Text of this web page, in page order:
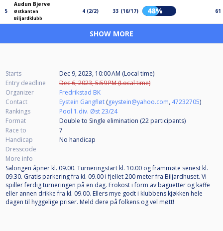
5
Audun Bjerve
Østkanten
Biljardklubb
4 (2/2) 33 (16/17) 48% 61
SHOW MORE
Starts
Dec 9, 2023, 10:00 AM (Local time)
Entry deadline
Dec 6, 2023, 5:59 PM (Local time)
Organizer
Fredrikstad BK
Contact
Eystein Gangfløt (geystein@yahoo.com, 47232705)
Rankings
Pool 1.div. Øst 23/24
Format
Double to Single elimination (22 participants)
Race to
7
Handicap
No handicap
Dresscode
More info
Salongen åpner kl. 09.00. Turneringstart kl. 10.00 og frammøte senest kl.
09.30. Gratis parkering fra kl. 09.00 i fjellet 200 meter fra Biljardhuset. Vi
spiller ferdig turneringen på en dag. Frokost i form av baguetter og kaffe
eller annen drikke fra kl. 09.00. Ellers mye godt i klubbens kjøkken hele
dagen til hyggelige priser. Meld dere på folkens og vel møtt!